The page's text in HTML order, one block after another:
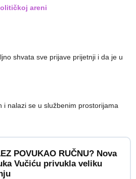
areni
shvata sve prijave prijetnji i da je u
i nalazi se u službenim prostorijama
POVUKAO RUČNU? Nova
Vučiću privukla veliku